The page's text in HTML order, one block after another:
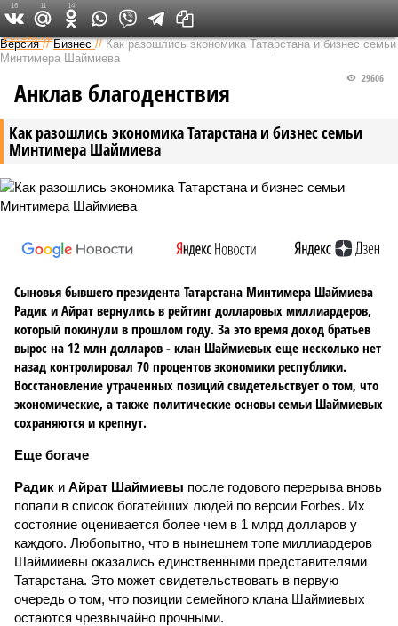
Федеральный выпуск
Версия //Бизнес //Как разошлись экономика Татарстана и бизнес семьи
Минтимера Шаймиева
Как разошлись экономика Татарстана и бизнес семьи
Минтимера Шаймиева
29606
Анклав благоденствия
Сыновья бывшего президента Татарстана Минтимера Шаймиева
Радик и Айрат вернулись в рейтинг долларовых миллиардеров,
который покинули в прошлом году. За это время доход братьев
вырос на 12 млн долларов - клан Шаймиевых еще несколько нет
назад контролировал 70 процентов экономики республики.
Восстановление утраченных позиций свидетельствует о том, что
экономические, а также политические основы семьи Шаймиевых
сохраняются и крепнут.
Еще богаче
Радик и Айрат Шаймиевы после годового перерыва вновь
попали в список богатейших людей по версии Forbes. Их
состояние оценивается более чем в 1 млрд долларов у
каждого. Любопытно, что в нынешнем топе миллиардеров
Шаймииевы оказались единственными представителями
Татарстана. Это может свидетельствовать в первую
очередь о том, что позиции семейного клана Шаймиевых
остаются чрезвычайно прочными.
16 11 14